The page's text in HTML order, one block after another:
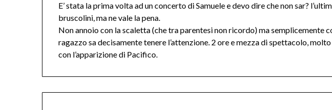
E’ stata la prima volta ad un concerto di Samuele e devo dire che non sar?
bruscolini, ma ne vale la pena.
Non annoio con la scaletta (che tra parentesi non ricordo) ma semplicemente
ragazzo sa decisamente tenere l’attenzione. 2 ore e mezza di spettacolo,
con l’apparizione di Pacifico.